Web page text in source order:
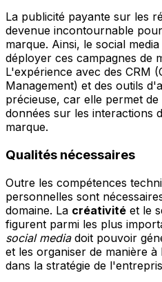
La publicité payante sur les
devenue incontournable
marque. Ainsi, le social
déployer ces campagnes de
L'expérience avec des CRM
Management) et des outils
précieuse, car elle permet
données sur les interactions
marque.
Qualités nécessaires
Outre les compétences
personnelles sont
domaine. La créativité et le
figurent parmi les plus
social mediadoit pouvoir
et les organiser de manière
dans la stratégie de